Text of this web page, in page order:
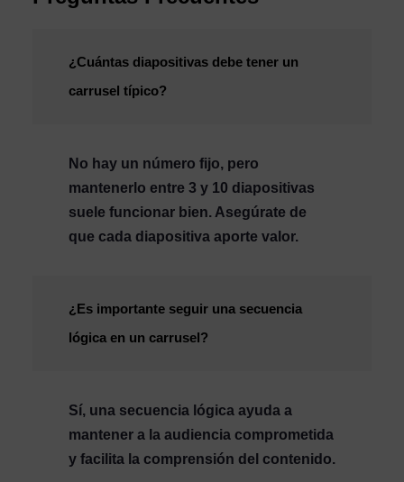
¿Cuántas diapositivas debe tener un
carrusel típico?
No hay un número fijo, pero
mantenerlo entre 3 y 10 diapositivas
suele funcionar bien. Asegúrate de
que cada diapositiva aporte valor.
¿Es importante seguir una secuencia
lógica en un carrusel?
Sí, una secuencia lógica ayuda a
mantener a la audiencia comprometida
y facilita la comprensión del contenido.